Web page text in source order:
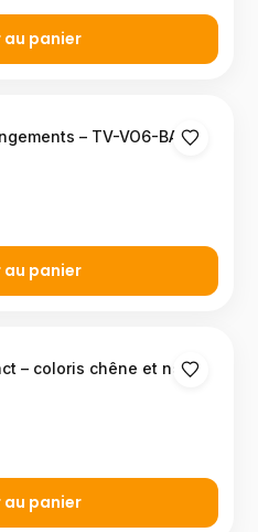
panier
– TV-VO6-BA
panier
– coloris chêne et noir –
panier